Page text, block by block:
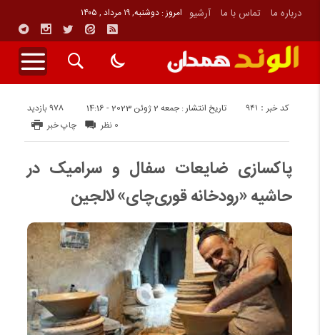
درباره ما تماس با ما آرشیو امروز : دوشنبه, ۱۹ مرداد , ۱۴۰۵
تاریخ انتشار : جمعه 2 ژوئن 2023 - 14:16 978 بازدید کد خبر : 941
چاپ خبر 0 نظر
پاکسازی ضایعات سفال و سرامیک در
حاشیه «رودخانه قوری‌چای» لالجین